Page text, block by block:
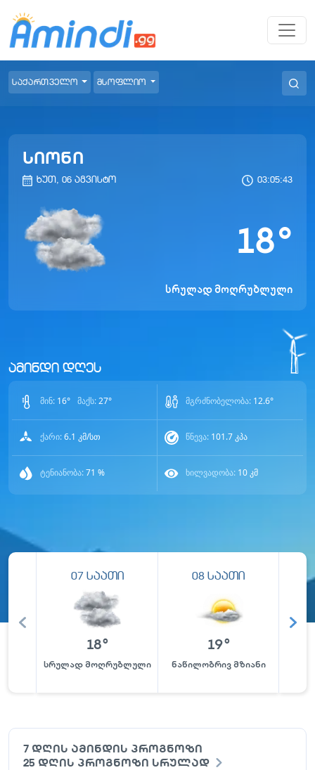
საქართველო მსოფლიო
სიონი
ხუთ, 06 აგვისტო 03:05:43
18°
სრულად მოღრუბლული
ამინდი დღეს
მინ: 16° მაქს:27° მგრძნობელობა: 12.6°
ქარი:6.1 კმ/სთ წნევა: 101.7კპა
ტენიანობა:71 % ხილვადობა: 10კმ
07საათი
18°
სრულად მოღრუბლული
08 საათი
19°
ნაწილობრივ მზიანი
7 დღის ამინდის პროგნოზი
25 დღის პროგნოზი სრულად